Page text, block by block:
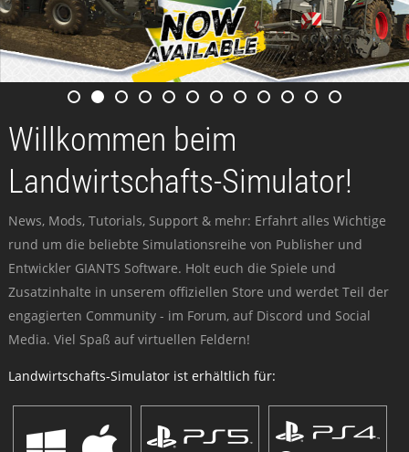
Willkommen beim
Landwirtschafts-Simulator!
News, Mods, Tutorials, Support & mehr: Erfahrt alles Wichtige
rund um die beliebte Simulationsreihe von Publisher und
Entwickler GIANTS Software. Holt euch die Spiele und
Zusatzinhalte in unserem offiziellen Store und werdet Teil der
engagierten Community - im Forum, auf Discord und Social
Media. Viel Spaß auf virtuellen Feldern!
Landwirtschafts-Simulator ist erhältlich für: